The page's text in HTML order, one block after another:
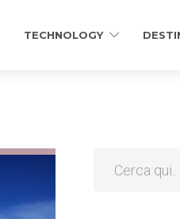
TECHNOLOGY